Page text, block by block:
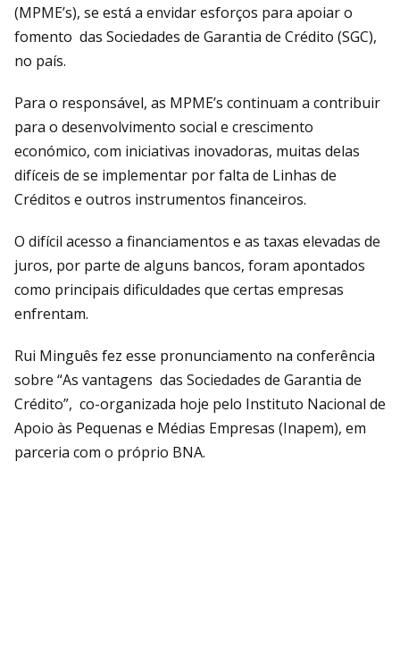
(MPME’s), se está a envidar esforços para apoiar o
fomento das Sociedades de Garantia de Crédito (SGC),
no país.
Para o responsável, as MPME’s continuam a contribuir
para o desenvolvimento social e crescimento
económico, com iniciativas inovadoras, muitas delas
difíceis de se implementar por falta de Linhas de
Créditos e outros instrumentos financeiros.
O difícil acesso a financiamentos e as taxas elevadas de
juros, por parte de alguns bancos, foram apontados
como principais dificuldades que certas empresas
enfrentam.
Rui Minguês fez esse pronunciamento na conferência
sobre “As vantagens das Sociedades de Garantia de
Crédito”, co-organizada hoje pelo Instituto Nacional de
Apoio às Pequenas e Médias Empresas (Inapem), em
parceria com o próprio BNA.